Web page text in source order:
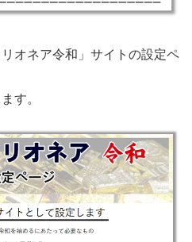
オネア令和」サイトの設定ペ
す。